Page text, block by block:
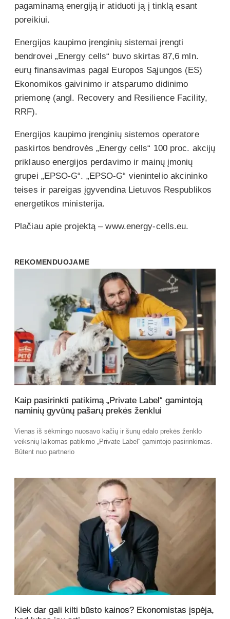
pagaminamą energiją ir atiduoti ją į tinklą esant
poreikiui.
Energijos kaupimo įrenginių sistemai įrengti
bendrovei „Energy cells“ buvo skirtas 87,6 mln.
eurų finansavimas pagal Europos Sąjungos (ES)
Ekonomikos gaivinimo ir atsparumo didinimo
priemonę (angl. Recovery and Resilience Facility,
RRF).
Energijos kaupimo įrenginių sistemos operatore
paskirtos bendrovės „Energy cells“ 100 proc. akcijų
priklauso energijos perdavimo ir mainų įmonių
grupei „EPSO-G“. „EPSO-G“ vienintelio akcininko
teises ir pareigas įgyvendina Lietuvos Respublikos
energetikos ministerija.
Plačiau apie projektą – www.energy-cells.eu.
REKOMENDUOJAME
Kaip pasirinkti patikimą „Private Label“ gamintoją
naminių gyvūnų pašarų prekės ženklui
Vienas iš sėkmingo nuosavo kačių ir šunų ėdalo prekės ženklo
veiksnių laikomas patikimo „Private Label“ gamintojo pasirinkimas.
Būtent nuo partnerio
Kiek dar gali kilti būsto kainos? Ekonomistas įspėja,